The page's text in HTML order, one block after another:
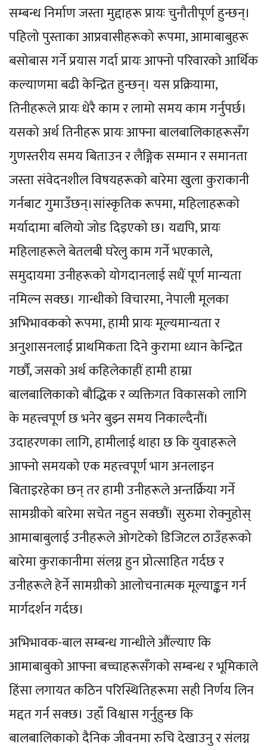
सम्बन्ध निर्माण जस्ता मुद्दाहरू प्रायः चुनौतीपूर्ण हुन्छन्।
पहिलो पुस्ताका आप्रवासीहरूको रूपमा, आमाबाबुहरू
बसोबास गर्ने प्रयास गर्दा प्रायः आफ्नो परिवारको आर्थिक
कल्याणमा बढी केन्द्रित हुन्छन्। यस प्रक्रियामा,
तिनीहरूले प्रायः धेरै काम र लामो समय काम गर्नुपर्छ।
यसको अर्थ तिनीहरू प्रायः आफ्ना बालबालिकाहरूसँग
गुणस्तरीय समय बिताउन र लैङ्गिक सम्मान र समानता
जस्ता संवेदनशील विषयहरूको बारेमा खुला कुराकानी
गर्नबाट गुमाउँछन्।सांस्कृतिक रूपमा, महिलाहरूको
मर्यादामा बलियो जोड दिइएको छ। यद्यपि, प्रायः
महिलाहरूले बेतलबी घरेलु काम गर्ने भएकाले,
समुदायमा उनीहरूको योगदानलाई सधैं पूर्ण मान्यता
नमिल्न सक्छ। गान्धीको विचारमा, नेपाली मूलका
अभिभावकको रूपमा, हामी प्रायः मूल्यमान्यता र
अनुशासनलाई प्राथमिकता दिने कुरामा ध्यान केन्द्रित
गर्छौं, जसको अर्थ कहिलेकाहीं हामी हाम्रा
बालबालिकाको बौद्धिक र व्यक्तिगत विकासको लागि
के महत्त्वपूर्ण छ भनेर बुझ्न समय निकाल्दैनौं।
उदाहरणका लागि, हामीलाई थाहा छ कि युवाहरूले
आफ्नो समयको एक महत्त्वपूर्ण भाग अनलाइन
बिताइरहेका छन् तर हामी उनीहरूले अन्तर्क्रिया गर्ने
सामग्रीको बारेमा सचेत नहुन सक्छौं। सुरुमा रोक्नुहोस्
आमाबाबुलाई उनीहरूले ओगटेको डिजिटल ठाउँहरूको
बारेमा कुराकानीमा संलग्न हुन प्रोत्साहित गर्दछ र
उनीहरूले हेर्ने सामग्रीको आलोचनात्मक मूल्याङ्कन गर्न
मार्गदर्शन गर्दछ।
अभिभावक-बाल सम्बन्ध गान्धीले औंल्याए कि
आमाबाबुको आफ्ना बच्चाहरूसँगको सम्बन्ध र भूमिकाले
हिंसा लगायत कठिन परिस्थितिहरूमा सही निर्णय लिन
मद्दत गर्न सक्छ। उहाँ विश्वास गर्नुहुन्छ कि
बालबालिकाको दैनिक जीवनमा रुचि देखाउनु र संलग्न